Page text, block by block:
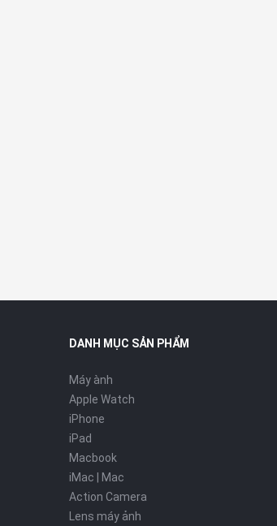
DANH MỤC SẢN PHẨM
Máy ành
Apple Watch
iPhone
iPad
Macbook
iMac | Mac
Action Camera
Lens máy ảnh